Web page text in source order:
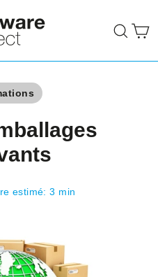
estimé: 3 min